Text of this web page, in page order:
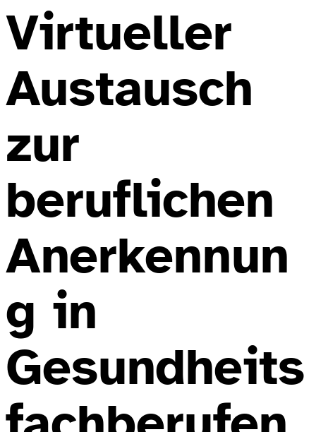
Virtueller
Austausch
zur
beruflichen
Anerkennun
g in
Gesundheits